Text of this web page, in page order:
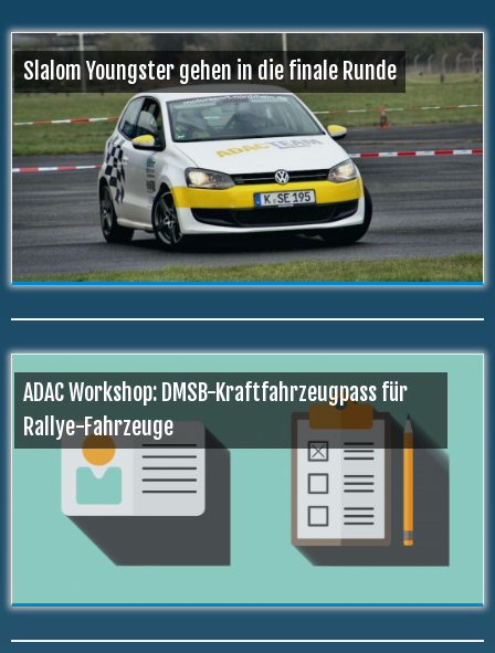
Slalom Youngster gehen in die finale Runde
ADAC Workshop: DMSB-Kraftfahrzeugpass für
Rallye-Fahrzeuge